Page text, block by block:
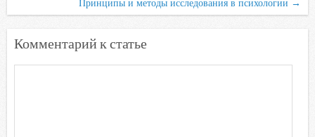
Принципы и методы исследования в психологии →
Комментарий к статье